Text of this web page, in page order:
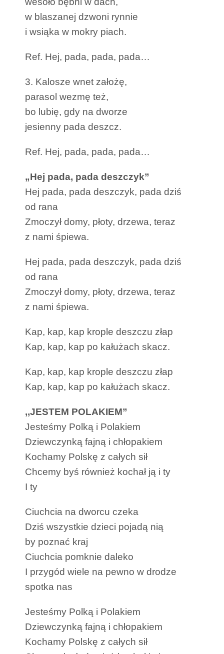
w blaszanej dzwoni rynnie
i wsiąka w mokry piach.
Ref. Hej, pada, pada, pada…
3. Kalosze wnet założę,
parasol wezmę też,
bo lubię, gdy na dworze
jesienny pada deszcz.
Ref. Hej, pada, pada, pada…
„Hej pada, pada deszczyk”
Hej pada, pada deszczyk, pada dziś
od rana
Zmoczył domy, płoty, drzewa, teraz
z nami śpiewa.
Hej pada, pada deszczyk, pada dziś
od rana
Zmoczył domy, płoty, drzewa, teraz
z nami śpiewa.
Kap, kap, kap krople deszczu złap
Kap, kap, kap po kałużach skacz.
Kap, kap, kap krople deszczu złap
Kap, kap, kap po kałużach skacz.
,,JESTEM POLAKIEM”
Jesteśmy Polką i Polakiem
Dziewczynką fajną i chłopakiem
Kochamy Polskę z całych sił
Chcemy byś również kochał ją i ty
I ty
Ciuchcia na dworcu czeka
Dziś wszystkie dzieci pojadą nią
by poznać kraj
Ciuchcia pomknie daleko
I przygód wiele na pewno w drodze
spotka nas
Jesteśmy Polką i Polakiem
Dziewczynką fajną i chłopakiem
Kochamy Polskę z całych sił